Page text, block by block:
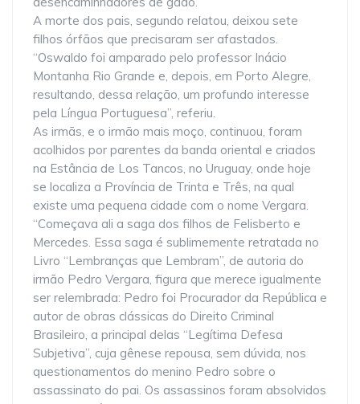
A morte dos pais, segundo relatou, deixou sete
filhos órfãos que precisaram ser afastados.
“Oswaldo foi amparado pelo professor Inácio
Montanha Rio Grande e, depois, em Porto Alegre,
resultando, dessa relação, um profundo interesse
pela Língua Portuguesa”, referiu.
As irmãs, e o irmão mais moço, continuou, foram
acolhidos por parentes da banda oriental e criados
na Estância de Los Tancos, no Uruguay, onde hoje
se localiza a Província de Trinta e Três, na qual
existe uma pequena cidade com o nome Vergara.
“Começava ali a saga dos filhos de Felisberto e
Mercedes. Essa saga é sublimemente retratada no
Livro “Lembranças que Lembram”, de autoria do
irmão Pedro Vergara, figura que merece igualmente
ser relembrada: Pedro foi Procurador da República e
autor de obras clássicas do Direito Criminal
Brasileiro, a principal delas “Legítima Defesa
Subjetiva”, cuja gênese repousa, sem dúvida, nos
questionamentos do menino Pedro sobre o
assassinato do pai. Os assassinos foram absolvidos